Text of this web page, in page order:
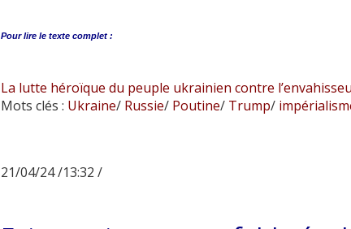
Pour lire le texte complet :
La lutte héroïque du peuple ukrainien contre
Mots clés : Ukraine/Russie/Poutine/Trump/
21/04/24 /13:32 /